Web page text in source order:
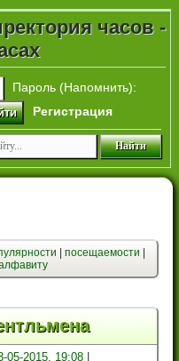
часов -
Пароль (Напомнить):
Регистрация
посещаемости
05-2015, 19:08